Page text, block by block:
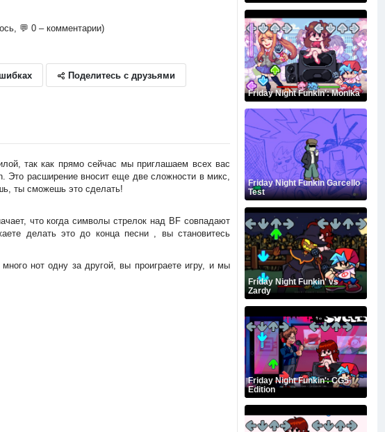
💬 0 – комментарии)
Поделитесь с друзьями
так как прямо сейчас мы приглашаем всех вас
Это расширение вносит еще две сложности в микс,
ты сможешь это сделать!
что когда символы стрелок над BF совпадают
делать это до конца песни , вы становитесь
нот одну за другой, вы проиграете игру, и мы
Friday Night Funkin': Monika
Friday Night Funkin Garcello
Test
Friday Night Funkin' vs
Zardy
Friday Night Funkin': CG5
Edition